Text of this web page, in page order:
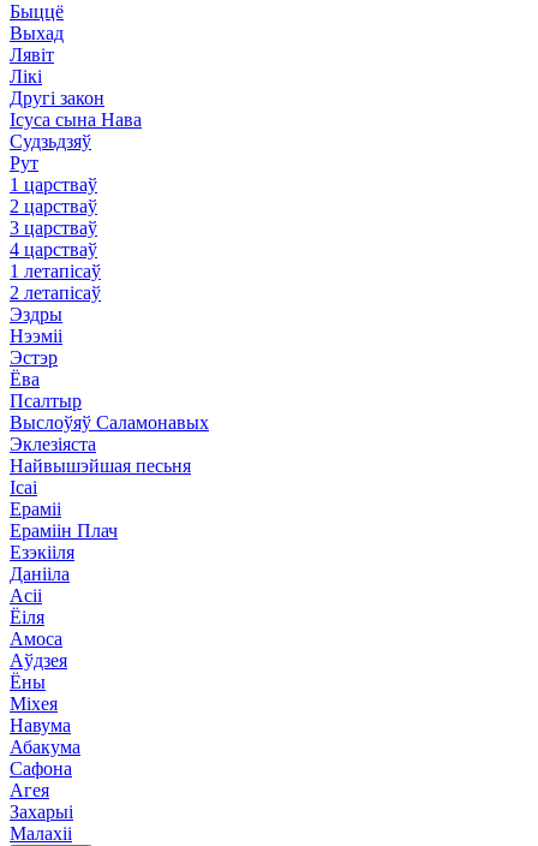
Быццё
Выхад
Лявіт
Лікі
Другі закон
Ісуса сына Нава
Судзьдзяў
Рут
1 царстваў
2 царстваў
3 царстваў
4 царстваў
1 летапісаў
2 летапісаў
Эздры
Нээміі
Эстэр
Ёва
Псалтыр
Выслоўяў Саламонавых
Эклезіяста
Найвышэйшая песьня
Ісаі
Ераміі
Ераміін Плач
Езэкііля
Данііла
Асіі
Ёіля
Амоса
Аўдзея
Ёны
Міхея
Навума
Абакума
Сафона
Агея
Захарыі
Малахіі